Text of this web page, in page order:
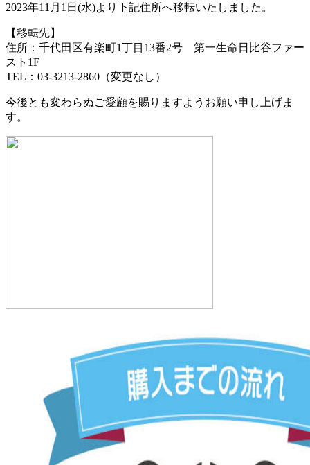
2023年11月1日(水)より下記住所へ移転いたしました。
【移転先】
住所：千代田区有楽町1丁目13番2号 第一生命日比谷ファー
スト1F
TEL：03-3213-2860（変更なし）
今後とも変わらぬご愛顧を賜りますようお願い申し上げま
す。